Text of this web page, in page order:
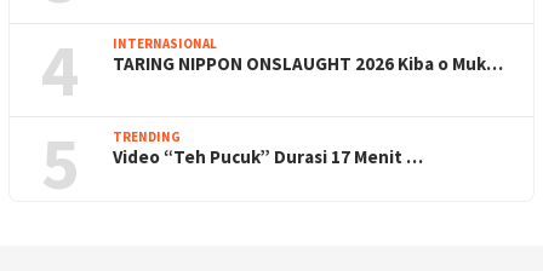
4 INTERNASIONAL
TARING NIPPON ONSLAUGHT 2026 Kiba o Muk…
5 TRENDING
Video “Teh Pucuk” Durasi 17 Menit …